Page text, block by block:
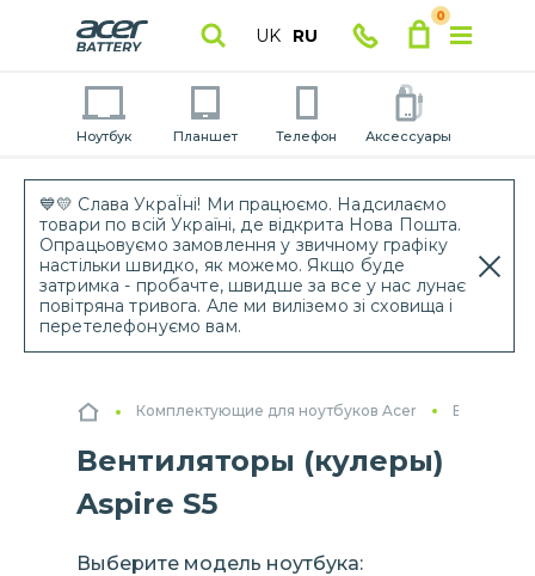
💙💛 Слава УкраЇні! Ми працюємо. Надсилаємо
товари по всій Україні, де відкрита Нова Пошта.
Опрацьовуємо замовлення у звичному графіку
настільки швидко, як можемо. Якщо буде
затримка - пробачте, швидше за все у нас лунає
повітряна тривога. Але ми виліземо зі сховища і
перетелефонуємо вам.
UK RU
0
Ноутбук Планшет Телефон Аксессуары
Комплектующие для ноутбуков Acer
Вентиляторы (кулеры)
Aspire S5
Выберите модель ноутбука: